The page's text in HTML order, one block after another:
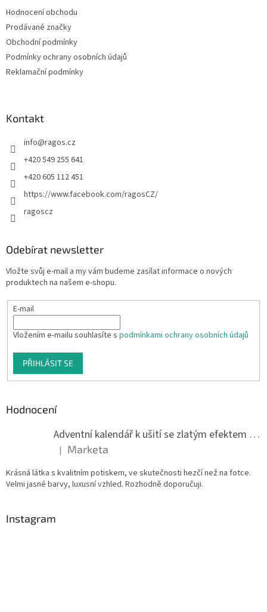
Hodnocení obchodu
Prodávané značky
Obchodní podmínky
Podmínky ochrany osobních údajů
Reklamační podmínky
Kontakt
info@ragos.cz
+420 549 255 641
+420 605 112 451
https://www.facebook.com/ragosCZ/
ragoscz
Odebírat newsletter
Vložte svůj e-mail a my vám budeme zasílat informace o nových
produktech na našem e-shopu.
E-mail
Vložením e-mailu souhlasíte s podmínkami ochrany osobních údajů
PŘIHLÁSIT SE
Hodnocení
Adventní kalendář k ušití se zlatým efektem 042Q
Hodnocení produktu je 5 z 5 hvězdiček.
| Marketa
Krásná látka s kvalitním potiskem, ve skutečnosti hezčí než na fotce.
Velmi jasné barvy, luxusní vzhled. Rozhodně doporučuji.
Instagram